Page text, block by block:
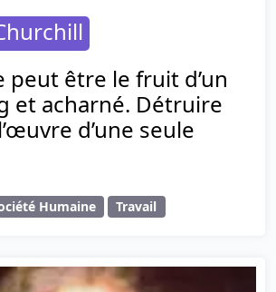
peut être le fruit d’un
et acharné. Détruire
d’une seule
Humaine Travail